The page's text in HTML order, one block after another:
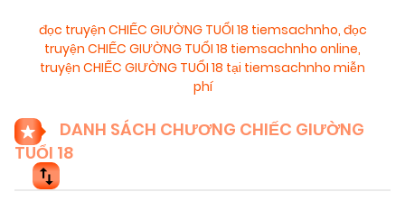
đọc truyện CHIẾC GIƯỜNG TUỔI 18 tiemsachnho, đọc
truyện CHIẾC GIƯỜNG TUỔI 18 tiemsachnho online,
truyện CHIẾC GIƯỜNG TUỔI 18 tại tiemsachnho miễn
phí
DANH SÁCH CHƯƠNG CHIẾC GIƯỜNG
TUỔI 18